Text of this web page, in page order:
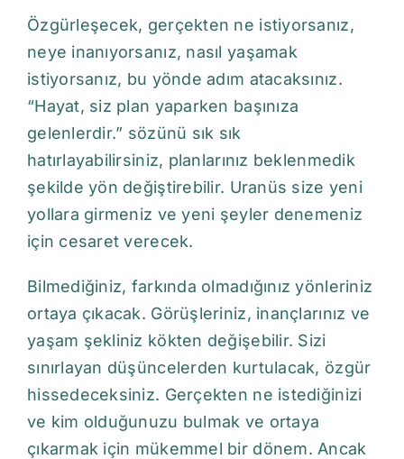
Özgürleşecek, gerçekten ne istiyorsanız,
neye inanıyorsanız, nasıl yaşamak
istiyorsanız, bu yönde adım atacaksınız.
“Hayat, siz plan yaparken başınıza
gelenlerdir.” sözünü sık sık
hatırlayabilirsiniz, planlarınız beklenmedik
şekilde yön değiştirebilir. Uranüs size yeni
yollara girmeniz ve yeni şeyler denemeniz
için cesaret verecek.
Bilmediğiniz, farkında olmadığınız yönleriniz
ortaya çıkacak. Görüşleriniz, inançlarınız ve
yaşam şekliniz kökten değişebilir. Sizi
sınırlayan düşüncelerden kurtulacak, özgür
hissedeceksiniz. Gerçekten ne istediğinizi
ve kim olduğunuzu bulmak ve ortaya
çıkarmak için mükemmel bir dönem. Ancak